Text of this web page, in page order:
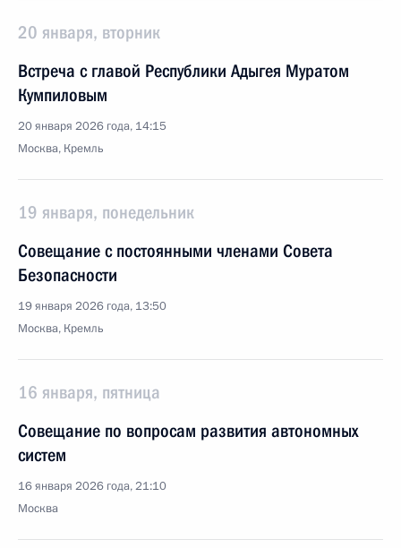
20 января, вторник
Встреча с главой Республики Адыгея Муратом
Кумпиловым
20 января 2026 года, 14:15
Москва, Кремль
19 января, понедельник
Совещание с постоянными членами Совета
Безопасности
19 января 2026 года, 13:50
Москва, Кремль
16 января, пятница
Совещание по вопросам развития автономных
систем
16 января 2026 года, 21:10
Москва